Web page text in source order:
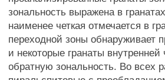
зональность выражена в
наименее четкая отмечается в
переходной зоны обнаруживает
и некоторые гранаты
обратную зональность. Во всех